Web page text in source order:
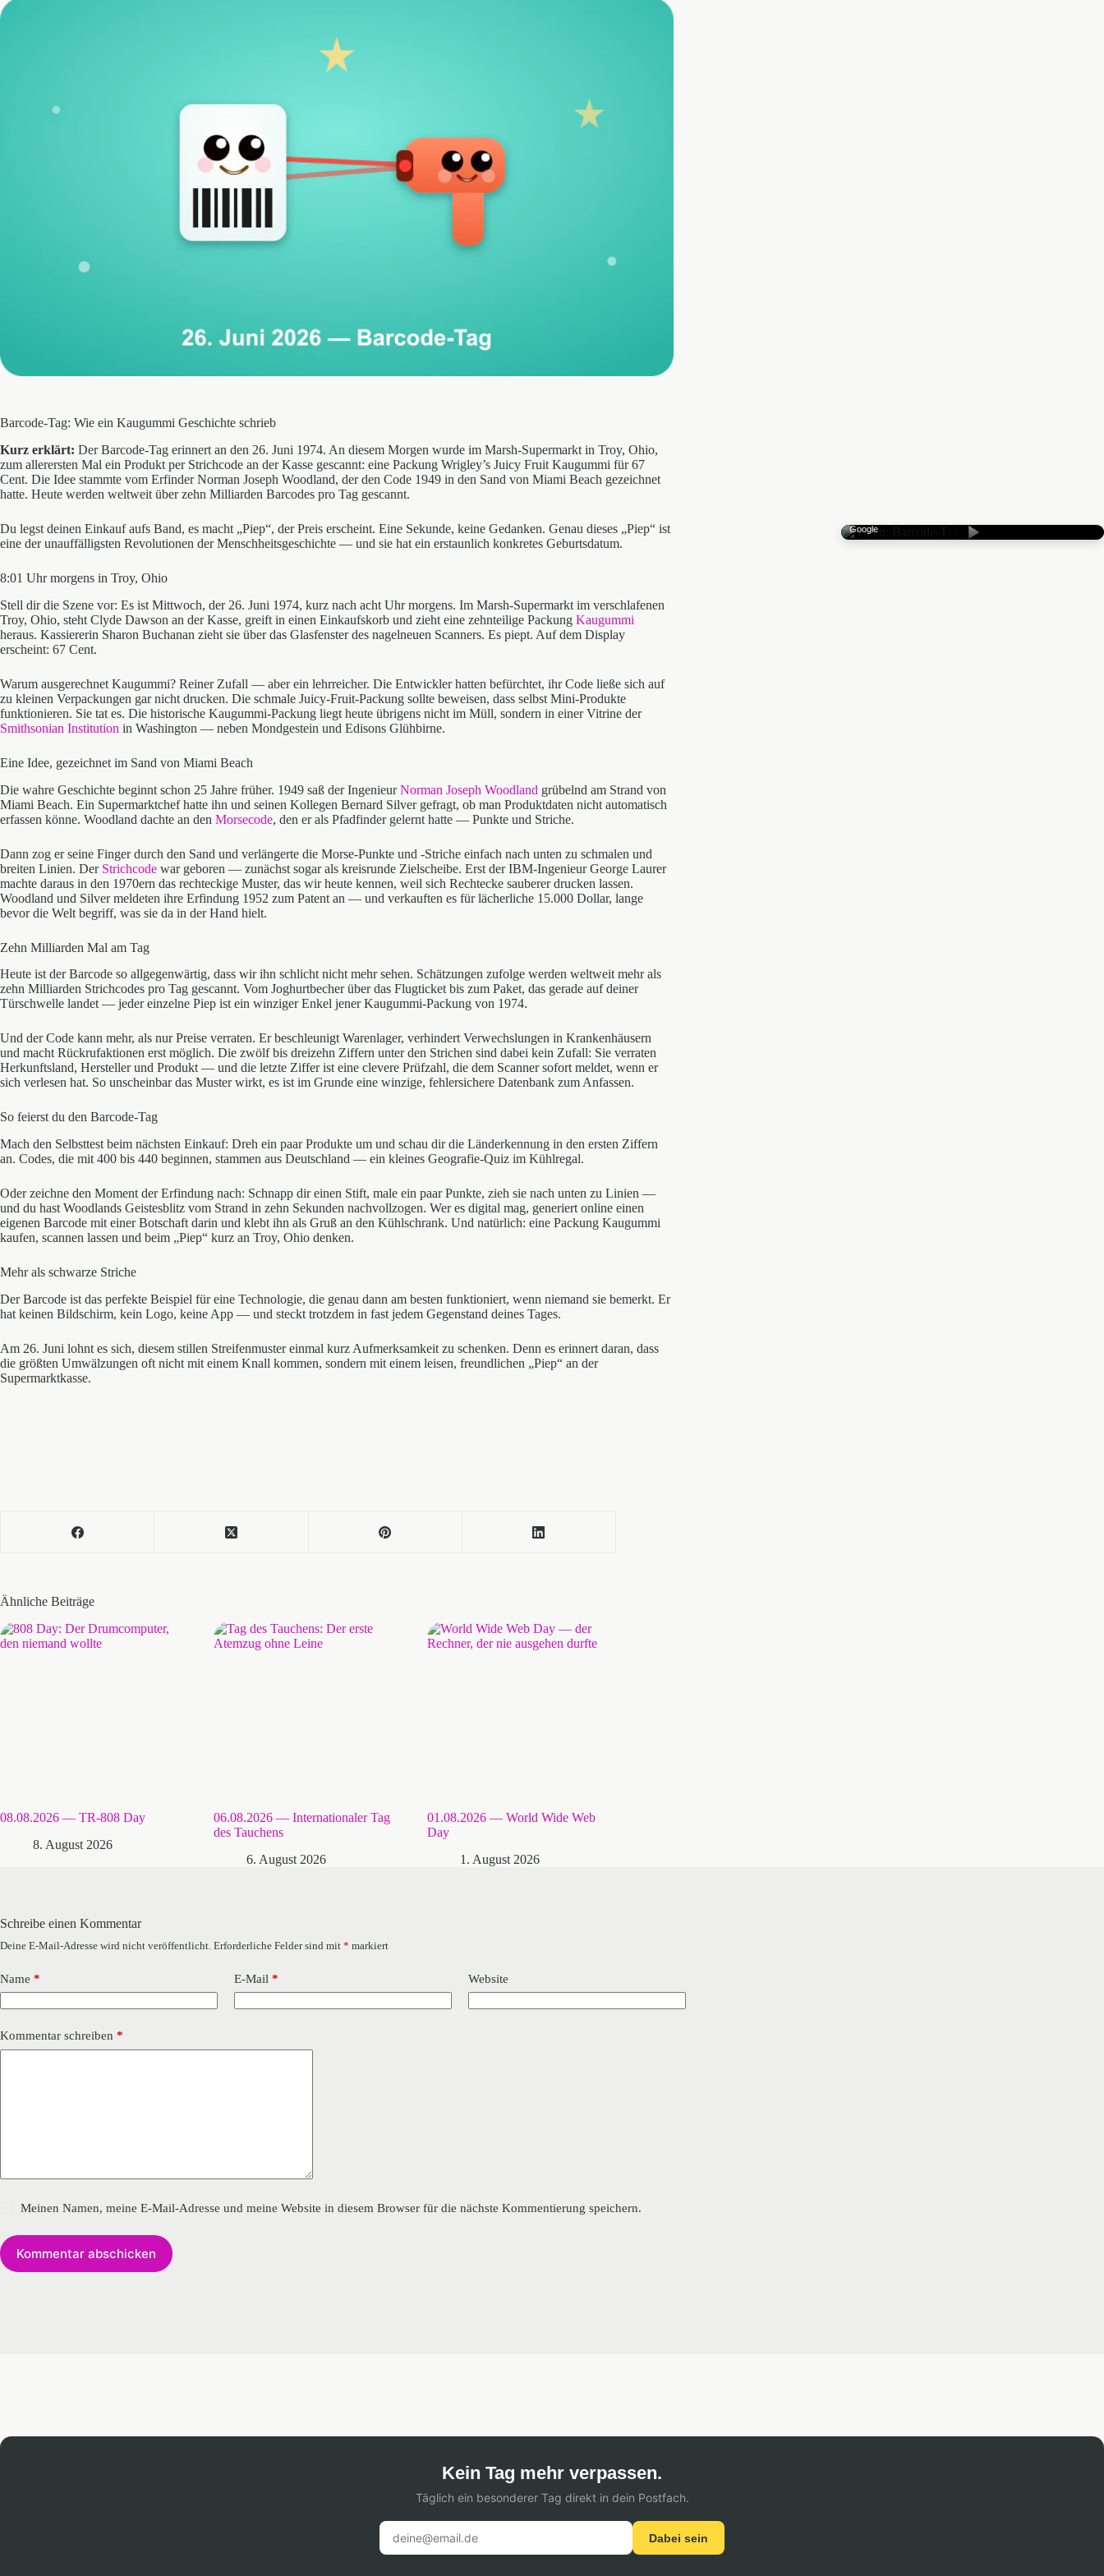
Barcode-Tag: Wie ein Kaugummi Geschichte schrieb
Kurz erklärt: Der Barcode-Tag erinnert an den 26. Juni 1974. An diesem Morgen wurde im Marsh-Supermarkt in Troy, Ohio,
zum allerersten Mal ein Produkt per Strichcode an der Kasse gescannt: eine Packung Wrigley’s Juicy Fruit Kaugummi für 67
Cent. Die Idee stammte vom Erfinder Norman Joseph Woodland, der den Code 1949 in den Sand von Miami Beach gezeichnet
hatte. Heute werden weltweit über zehn Milliarden Barcodes pro Tag gescannt.
Google
Du legst deinen Einkauf aufs Band, es macht „Piep“, der Preis erscheint. Eine Sekunde, keine Gedanken. Genau dieses „Piep“ ist
eine der unauffälligsten Revolutionen der Menschheitsgeschichte — und sie hat ein erstaunlich konkretes Geburtsdatum.
8:01 Uhr morgens in Troy, Ohio
Stell dir die Szene vor: Es ist Mittwoch, der 26. Juni 1974, kurz nach acht Uhr morgens. Im Marsh-Supermarkt im verschlafenen
Troy, Ohio, steht Clyde Dawson an der Kasse, greift in einen Einkaufskorb und zieht eine zehnteilige Packung Kaugummi
heraus. Kassiererin Sharon Buchanan zieht sie über das Glasfenster des nagelneuen Scanners. Es piept. Auf dem Display
erscheint: 67 Cent.
Warum ausgerechnet Kaugummi? Reiner Zufall — aber ein lehrreicher. Die Entwickler hatten befürchtet, ihr Code ließe sich auf
zu kleinen Verpackungen gar nicht drucken. Die schmale Juicy-Fruit-Packung sollte beweisen, dass selbst Mini-Produkte
funktionieren. Sie tat es. Die historische Kaugummi-Packung liegt heute übrigens nicht im Müll, sondern in einer Vitrine der
Smithsonian Institution in Washington — neben Mondgestein und Edisons Glühbirne.
Eine Idee, gezeichnet im Sand von Miami Beach
Die wahre Geschichte beginnt schon 25 Jahre früher. 1949 saß der IngenieurNorman Joseph Woodland grübelnd am Strand von
Miami Beach. Ein Supermarktchef hatte ihn und seinen Kollegen Bernard Silver gefragt, ob man Produktdaten nicht automatisch
erfassen könne. Woodland dachte an den Morsecode, den er als Pfadfinder gelernt hatte — Punkte und Striche.
Dann zog er seine Finger durch den Sand und verlängerte die Morse-Punkte und -Striche einfach nach unten zu schmalen und
breiten Linien. Der Strichcode war geboren — zunächst sogar als kreisrunde Zielscheibe. Erst der IBM-Ingenieur George Laurer
machte daraus in den 1970ern das rechteckige Muster, das wir heute kennen, weil sich Rechtecke sauberer drucken lassen.
Woodland und Silver meldeten ihre Erfindung 1952 zum Patent an — und verkauften es für lächerliche 15.000 Dollar, lange
bevor die Welt begriff, was sie da in der Hand hielt.
Zehn Milliarden Mal am Tag
Heute ist der Barcode so allgegenwärtig, dass wir ihn schlicht nicht mehr sehen. Schätzungen zufolge werden weltweit mehr als
zehn Milliarden Strichcodes pro Tag gescannt. Vom Joghurtbecher über das Flugticket bis zum Paket, das gerade auf deiner
Türschwelle landet — jeder einzelne Piep ist ein winziger Enkel jener Kaugummi-Packung von 1974.
Und der Code kann mehr, als nur Preise verraten. Er beschleunigt Warenlager, verhindert Verwechslungen in Krankenhäusern
und macht Rückrufaktionen erst möglich. Die zwölf bis dreizehn Ziffern unter den Strichen sind dabei kein Zufall: Sie verraten
Herkunftsland, Hersteller und Produkt — und die letzte Ziffer ist eine clevere Prüfzahl, die dem Scanner sofort meldet, wenn er
sich verlesen hat. So unscheinbar das Muster wirkt, es ist im Grunde eine winzige, fehlersichere Datenbank zum Anfassen.
So feierst du den Barcode-Tag
Mach den Selbsttest beim nächsten Einkauf: Dreh ein paar Produkte um und schau dir die Länderkennung in den ersten Ziffern
an. Codes, die mit 400 bis 440 beginnen, stammen aus Deutschland — ein kleines Geografie-Quiz im Kühlregal.
Oder zeichne den Moment der Erfindung nach: Schnapp dir einen Stift, male ein paar Punkte, zieh sie nach unten zu Linien —
und du hast Woodlands Geistesblitz vom Strand in zehn Sekunden nachvollzogen. Wer es digital mag, generiert online einen
eigenen Barcode mit einer Botschaft darin und klebt ihn als Gruß an den Kühlschrank. Und natürlich: eine Packung Kaugummi
kaufen, scannen lassen und beim „Piep“ kurz an Troy, Ohio denken.
Mehr als schwarze Striche
Der Barcode ist das perfekte Beispiel für eine Technologie, die genau dann am besten funktioniert, wenn niemand sie bemerkt. Er
hat keinen Bildschirm, kein Logo, keine App — und steckt trotzdem in fast jedem Gegenstand deines Tages.
Am 26. Juni lohnt es sich, diesem stillen Streifenmuster einmal kurz Aufmerksamkeit zu schenken. Denn es erinnert daran, dass
die größten Umwälzungen oft nicht mit einem Knall kommen, sondern mit einem leisen, freundlichen „Piep“ an der
Supermarktkasse.
Ähnliche Beiträge
08.08.2026 — TR-808 Day
8. August 2026
06.08.2026 — Internationaler Tag
des Tauchens
6. August 2026
01.08.2026 — World Wide Web
Day
1. August 2026
Schreibe einen Kommentar
Deine E-Mail-Adresse wird nicht veröffentlicht. Erforderliche Felder sind mit * markiert
Name * E-Mail * Website
Kommentar schreiben *
Meinen Namen, meine E-Mail-Adresse und meine Website in diesem Browser für die nächste Kommentierung speichern.
Kommentar abschicken
Kein Tag mehr verpassen.
Täglich ein besonderer Tag direkt in dein Postfach.
Dabei sein